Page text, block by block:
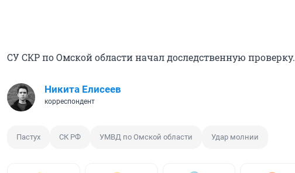
СУ СКР по Омской области начал доследственную проверку.
Никита Елисеев
корреспондент
Пастух СК РФ УМВД по Омской области Удар молнии